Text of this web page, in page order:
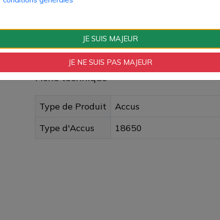
Fiche technique
Type de Produit
Accus
Type d'Accus
18650
JE SUIS MAJEUR
JE NE SUIS PAS MAJEUR